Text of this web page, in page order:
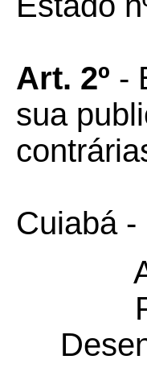
Art. 2º -
sua
Cuiabá -